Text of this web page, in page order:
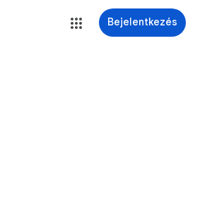
Bejelentkezés